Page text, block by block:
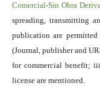
Comercial-Sin Obra
spreading, transmitting
publication are
(Journal, publisher and
for commercial benefit;
license are mentioned.